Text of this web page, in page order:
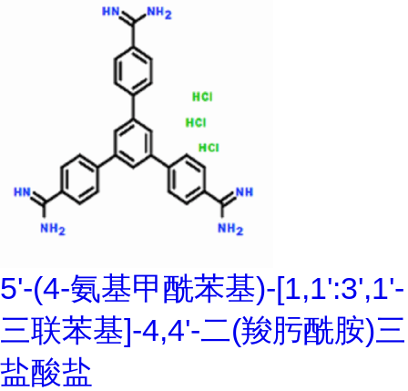
5'-(4-氨基甲酰苯基)-[1,1':3',1'-
三联苯基]-4,4'-二(羧肟酰胺)三
盐酸盐